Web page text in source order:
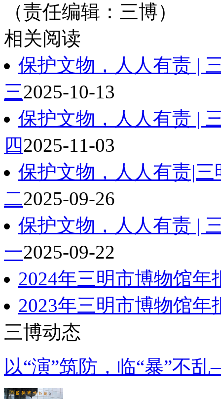
（责任编辑：三博）
相关阅读
保护文物，人人有责 |
三2025-10-13
保护文物，人人有责 |
四2025-11-03
保护文物，人人有责|
二2025-09-26
保护文物，人人有责 |
一2025-09-22
2024年三明市博物馆年
2023年三明市博物馆年
三博动态
以“演”筑防，临“暴”不